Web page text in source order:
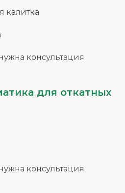
калитка
консультация
для откатных
консультация